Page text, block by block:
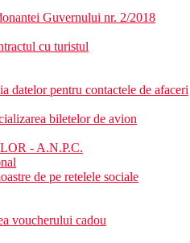
Guvernului nr. 2/2018
cu turistul
datelor pentru contactele de afaceri
biletelor de avion
- A.N.P.C.
de pe retelele sociale
voucherului cadou